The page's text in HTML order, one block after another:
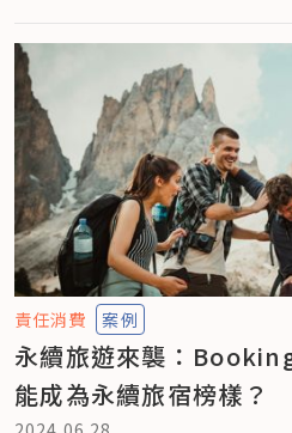
責任消費 案例
永續旅遊來襲：
能成為永續旅宿榜樣？